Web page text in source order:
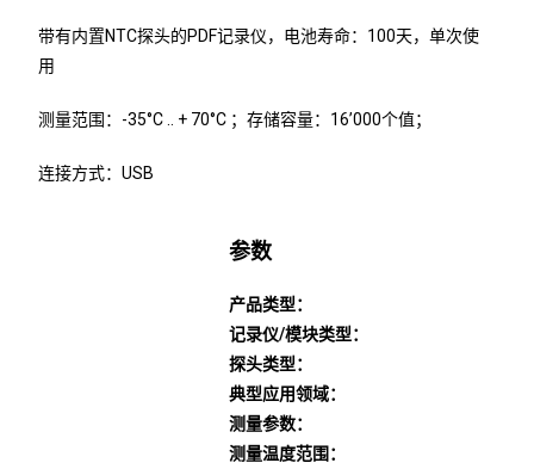
带有内置NTC探头的PDF记录仪，电池寿命：100天，单次使
用
测量范围：-35°C .. + 70°C ；存储容量：16’000个值；
连接方式：USB
参数
产品类型：
记录仪/模块类型：
探头类型：
典型应用领域：
测量参数：
测量温度范围：